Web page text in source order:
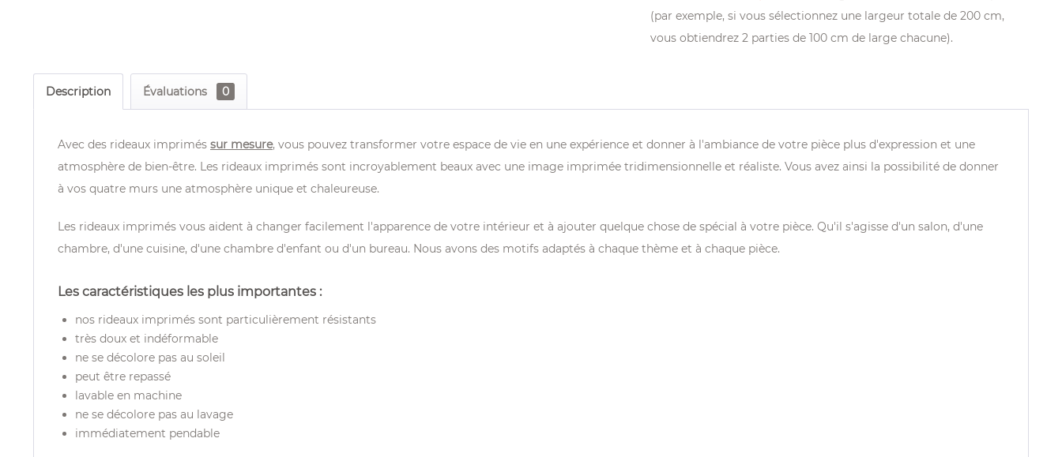
(par exemple, si vous sélectionnez une largeur totale de 200 cm,
vous obtiendrez 2 parties de 100 cm de large chacune).
Description Évaluations 0
Avec des rideaux imprimés sur mesure, vous pouvez transformer votre espace de vie en une expérience et donner à l'ambiance de votre pièce plus d'expression et une
atmosphère de bien-être. Les rideaux imprimés sont incroyablement beaux avec une image imprimée tridimensionnelle et réaliste. Vous avez ainsi la possibilité de donner
à vos quatre murs une atmosphère unique et chaleureuse.
Les rideaux imprimés vous aident à changer facilement l'apparence de votre intérieur et à ajouter quelque chose de spécial à votre pièce. Qu'il s'agisse d'un salon, d'une
chambre, d'une cuisine, d'une chambre d'enfant ou d'un bureau. Nous avons des motifs adaptés à chaque thème et à chaque pièce.
Les caractéristiques les plus importantes :
nos rideaux imprimés sont particulièrement résistants
très doux et indéformable
ne se décolore pas au soleil
peut être repassé
lavable en machine
ne se décolore pas au lavage
immédiatement pendable